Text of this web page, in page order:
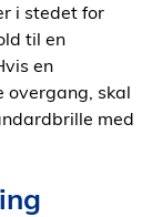
i stedet for
til en
en
overgang, skal
med